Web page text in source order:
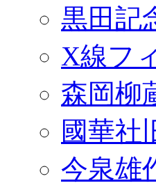
黒田記
X線フ
森岡柳
國華社
今泉雄